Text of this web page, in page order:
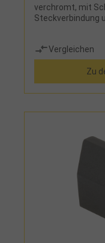
verchromt, mit
Steckverbindung
Vergleichen
Zu